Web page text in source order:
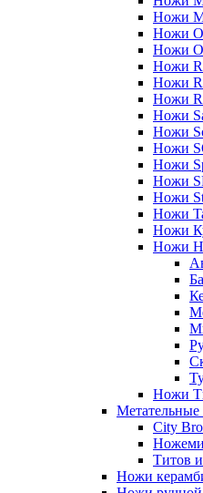
Ножи
Ножи
Ножи
Ножи
Ножи
Ножи
Ножи
Ножи
Ножи
Ножи
Ножи
Ножи
Ножи
Ножи
Ножи
Ножи
City
Титов
Ножи